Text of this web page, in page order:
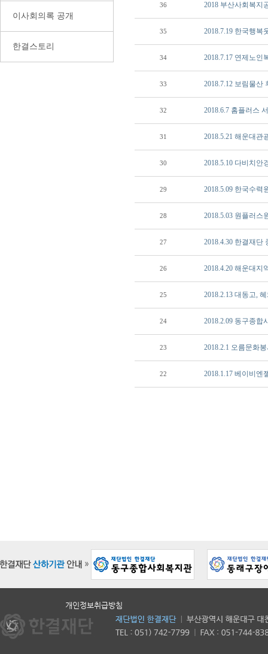
이사회의록 공개
한결스토리
36 2018 부산사회복
35 2018.7.19 한국행
34 2018.7.17 연제노
33 2018.7.12 보림물산
32 2018.6.7 홈플러스
31 2018.5.21 해운대관
30 2018.5.10 다비치
29 2018.5.09 한국수력
28 2018.5.03 원플러스
27 2018.4.30 한결재
26 2018.4.20 해운대
25 2018.2.13 대동고,
24 2018.2.09 동구종
23 2018.2.1 오름문화
22 2018.1.17 베이비엔
개인정보취급방침